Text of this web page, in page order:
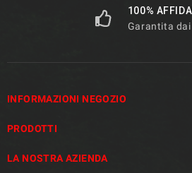
100%
Garantita
INFORMAZIONI NEGOZIO
PRODOTTI
LA NOSTRA AZIENDA